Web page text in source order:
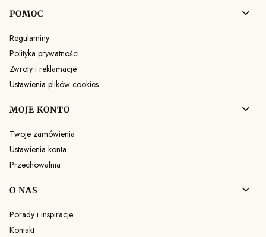
Linki w stopce
POMOC
Regulaminy
Polityka prywatności
Zwroty i reklamacje
Ustawienia plików cookies
MOJE KONTO
Twoje zamówienia
Ustawienia konta
Przechowalnia
O NAS
Porady i inspiracje
Kontakt